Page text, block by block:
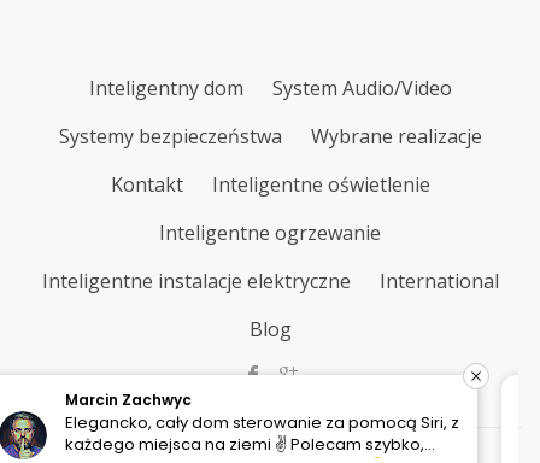
SECONDARYInteligentny dom
System Audio/Video
Systemy bezpieczeństwa
Wybrane realizacje
Kontakt
Inteligentne oświetlenie
Inteligentne ogrzewanie
Inteligentne instalacje elektryczne
International
Blog
Parallax Onepowered byWordPress
dom sterowanie za pomocą Siri, z
na ziemi ✌Polecam szybko,
Z
na temat